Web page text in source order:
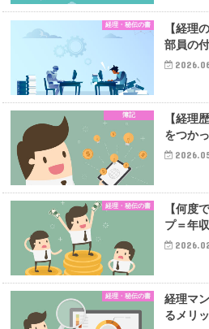
経理・秘伝の書
【経理
部員の
簿記
【経理
をつか
経理・秘伝の書
【何度
プ＝年
経理・秘伝の書
経理マ
るメリ